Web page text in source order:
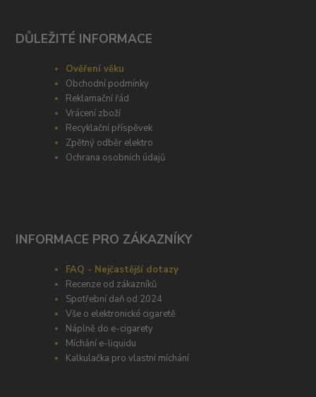
DŮLEŽITÉ INFORMACE
Ověření věku
Obchodní podmínky
Reklamační řád
Vrácení zboží
Recyklační příspěvek
Zpětný odběr elektro
Ochrana osobních údajů
INFORMACE PRO ZÁKAZNÍKY
FAQ - Nejčastější dotazy
Recenze od zákazníků
Spotřební daň od 2024
Vše o elektronické cigaretě
Náplně do e-cigarety
Míchání e-liquidu
Kalkulačka pro vlastní míchání